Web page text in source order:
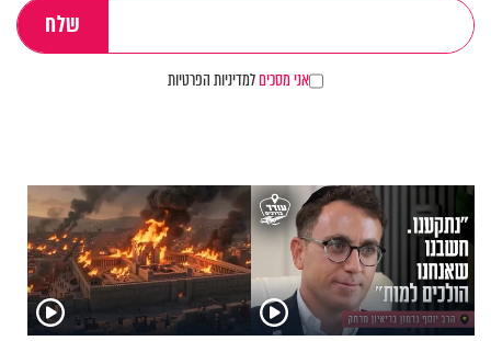
אני מסכיםלמדיניות הפרטיות